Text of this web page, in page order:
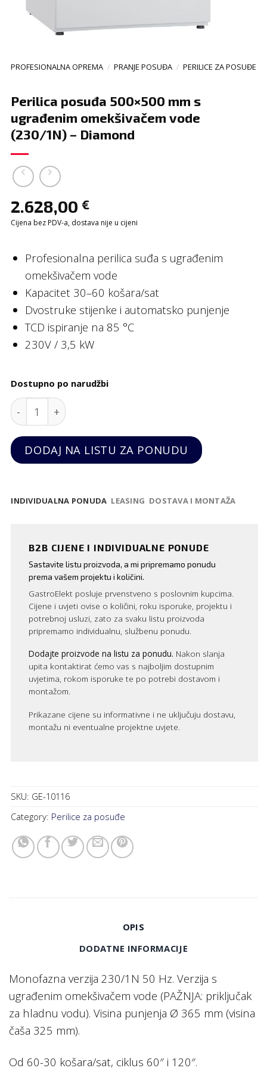
PROFESIONALNA OPREMA / PRANJE POSUĐA / PERILICE ZA POSUĐE
Perilica posuđa 500×500 mm s
ugrađenim omekšivačem vode
(230/1N) – Diamond
2.628,00€
Cijena bez PDV-a, dostava nije u cijeni
Profesionalna perilica suđa s ugrađenim
omekšivačem vode
Kapacitet 30–60 košara/sat
Dvostruke stijenke i automatsko punjenje
TCD ispiranje na 85 °C
230V / 3,5 kW
Dostupno po narudžbi
Perilica posuđa 500x500 mm s ugrađenim
DODAJ NA LISTU ZA PONUDU
INDIVIDUALNA PONUDA LEASING DOSTAVA I MONTAŽA
B2B CIJENE I INDIVIDUALNE PONUDE
Sastavite listu proizvoda, a mi pripremamo ponudu
prema vašem projektu i količini.
GastroElekt posluje prvenstveno s poslovnim kupcima.
Cijene i uvjeti ovise o količini, roku isporuke, projektu i
potrebnoj usluzi, zato za svaku listu proizvoda
pripremamo individualnu, službenu ponudu.
Dodajte proizvode na listu za ponudu. Nakon slanja
upita kontaktirat ćemo vas s najboljim dostupnim
uvjetima, rokom isporuke te po potrebi dostavom i
montažom.
Prikazane cijene su informativne i ne uključuju dostavu,
montažu ni eventualne projektne uvjete.
SKU: GE-10116
Category: Perilice za posuđe
OPIS
DODATNE INFORMACIJE
Monofazna verzija 230/1N 50 Hz. Verzija s
ugrađenim omekšivačem vode (PAŽNJA: priključak
za hladnu vodu). Visina punjenja Ø 365 mm (visina
čaša 325 mm).
Od 60-30 košara/sat, ciklus 60″ i 120″.